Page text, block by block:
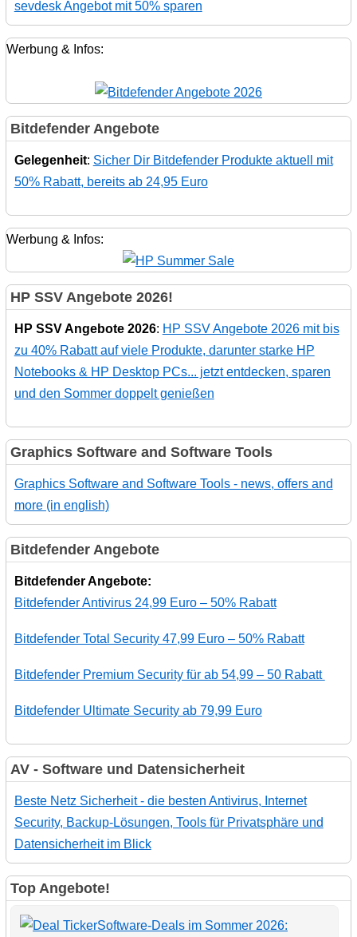
sevdesk Angebot mit 50% sparen
Werbung & Infos:
Bitdefender Angebote
Gelegenheit: Sicher Dir Bitdefender Produkte aktuell mit
50% Rabatt, bereits ab 24,95 Euro
Werbung & Infos:
HP SSV Angebote 2026!
HP SSV Angebote 2026: HP SSV Angebote 2026 mit bis
zu 40% Rabatt auf viele Produkte, darunter starke HP
Notebooks & HP Desktop PCs... jetzt entdecken, sparen
und den Sommer doppelt genießen
Graphics Software and Software Tools
Graphics Software and Software Tools - news, offers and
more (in english)
Bitdefender Angebote
Bitdefender Angebote:
Bitdefender Antivirus 24,99 Euro – 50% Rabatt
Bitdefender Total Security 47,99 Euro – 50% Rabatt
Bitdefender Premium Security für ab 54,99 – 50 Rabatt
Bitdefender Ultimate Security ab 79,99 Euro
AV - Software und Datensicherheit
Beste Netz Sicherheit - die besten Antivirus, Internet
Security, Backup-Lösungen, Tools für Privatsphäre und
Datensicherheit im Blick
Top Angebote!
Software-Deals im Sommer 2026: